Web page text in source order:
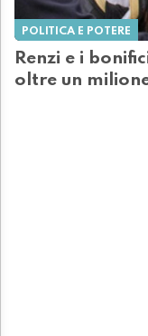
POLITICA E POTERE
Renzi e i
oltre un